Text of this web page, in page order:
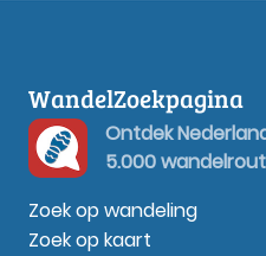
WandelZoekpagina
Ontdek
5.000
Zoek op wandeling
Zoek op kaart